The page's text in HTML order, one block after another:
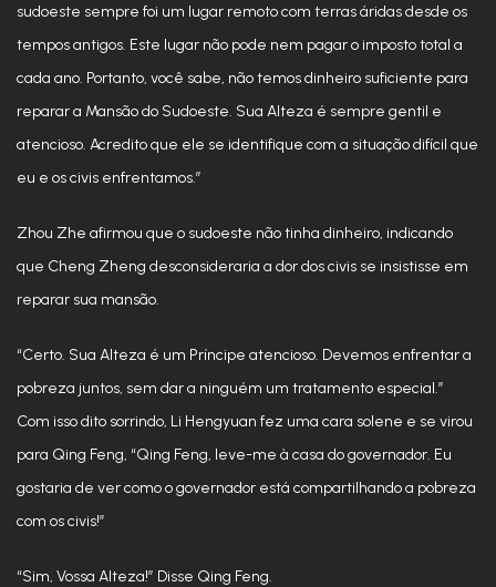
sudoeste sempre foi um lugar remoto com terras áridas desde os
tempos antigos. Este lugar não pode nem pagar o imposto total a
cada ano. Portanto, você sabe, não temos dinheiro suficiente para
reparar a Mansão do Sudoeste. Sua Alteza é sempre gentil e
atencioso. Acredito que ele se identifique com a situação difícil que
eu e os civis enfrentamos.”
Zhou Zhe afirmou que o sudoeste não tinha dinheiro, indicando
que Cheng Zheng desconsideraria a dor dos civis se insistisse em
reparar sua mansão.
“Certo. Sua Alteza é um Príncipe atencioso. Devemos enfrentar a
pobreza juntos, sem dar a ninguém um tratamento especial.”
Com isso dito sorrindo, Li Hengyuan fez uma cara solene e se virou
para Qing Feng, “Qing Feng, leve-me à casa do governador. Eu
gostaria de ver como o governador está compartilhando a pobreza
com os civis!”
“Sim, Vossa Alteza!” Disse Qing Feng.